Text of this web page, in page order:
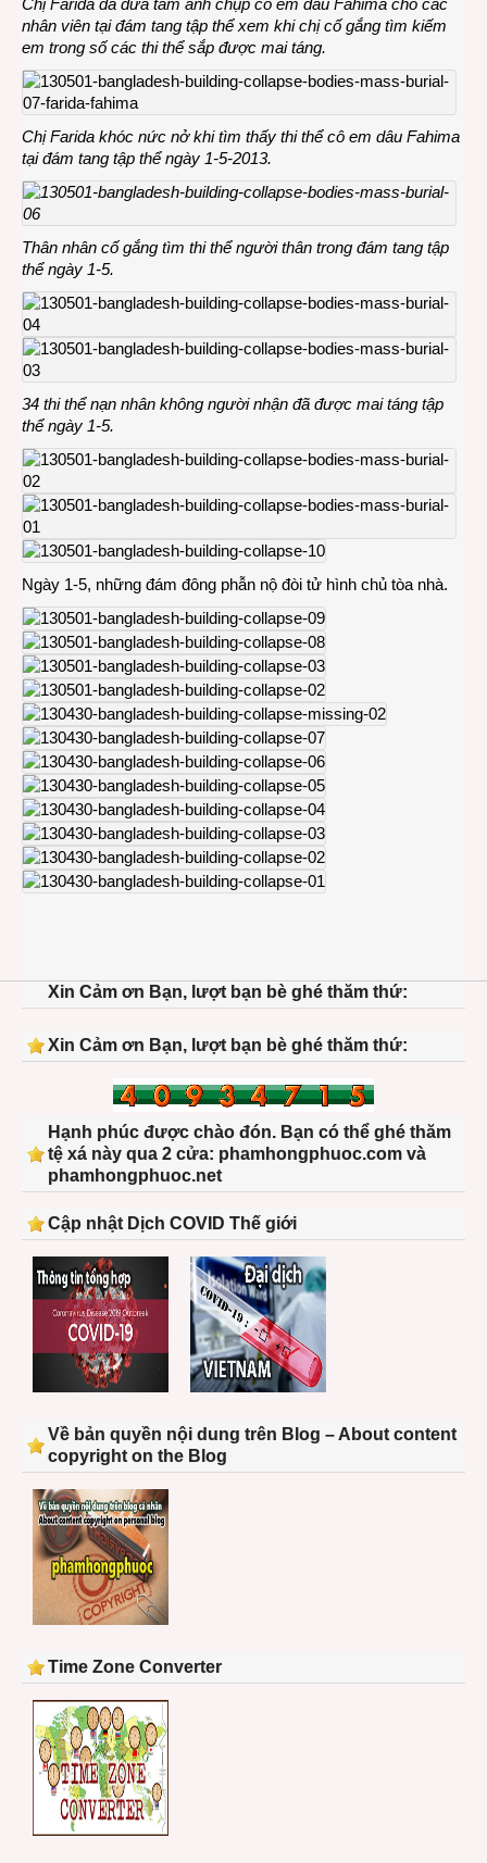
Chị Farida đã đưa tấm ảnh chụp cô em dâu Fahima cho các
nhân viên tại đám tang tập thể xem khi chị cố gắng tìm kiếm
em trong số các thi thể sắp được mai táng.
Chị Farida khóc nức nở khi tìm thấy thi thể cô em dâu Fahima
tại đám tang tập thể ngày 1-5-2013.
Thân nhân cố gắng tìm thi thể người thân trong đám tang tập
thể ngày 1-5.
34 thi thể nạn nhân không người nhận đã được mai táng tập
thể ngày 1-5.
Ngày 1-5, những đám đông phẫn nộ đòi tử hình chủ tòa nhà.
Xin Cảm ơn Bạn, lượt bạn bè ghé thăm thứ:
Xin Cảm ơn Bạn, lượt bạn bè ghé thăm thứ:
Hạnh phúc được chào đón. Bạn có thể ghé thăm
tệ xá này qua 2 cửa: phamhongphuoc.com và
phamhongphuoc.net
Cập nhật Dịch COVID Thế giới
Về bản quyền nội dung trên Blog – About content
copyright on the Blog
Time Zone Converter